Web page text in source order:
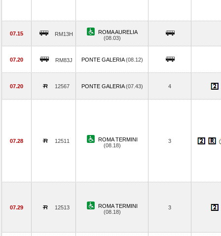
07.15 RM13H
ROMA AURELIA
(08.03)
07.20 RM83J PONTE GALERIA(08.12)
07.20 12567 PONTE GALERIA(07.43) 4
07.28 12511
ROMA TERMINI
(08.18)
3
07.29 12513
ROMA TERMINI
(08.18)
3